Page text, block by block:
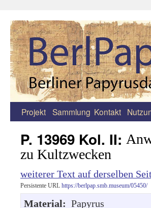
Zum
springen
Projekt Sammlung Kontakt
P. 13969 Kol. II:
zu Kultzwecken
weiterer Text auf derselben
Persistente URL https://berlpap.smb.museum/05450/
Material: Papyrus